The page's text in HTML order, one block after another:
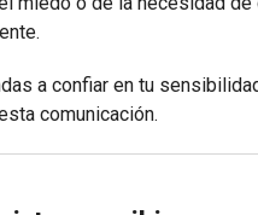
a confiar en tu
comunicación.